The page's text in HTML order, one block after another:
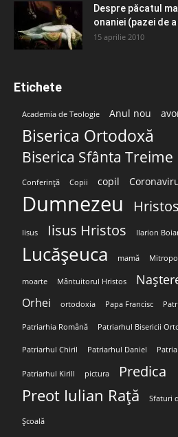
Despre păcatul
onaniei (pazei de
15 aprilie 2010
Etichete
Academia de Teologie Anul nou
Biserica Ortodoxă
Biserica Sfânta Treime
Conferință Copii copil
Dumnezeu Hristos
Iisus Iisus Hristos Ilarion
Lucășeuca mamă
moarte Mântuitorul Hristos
Orhei ortodoxia Papa Francisc
Patriarhia Română Patriarhul Bisericii
Patriarhul Chiril Patriarhul Daniel
Patriarhul Kirill pictura Predica
Preot Iulian Rață Sfaturi
Școală